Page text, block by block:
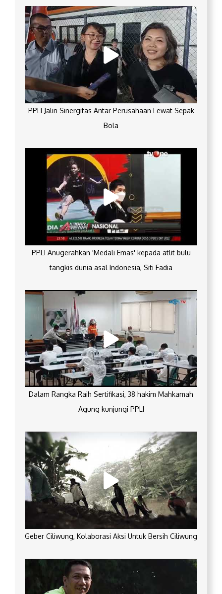
PPLI Jalin Sinergitas Antar Perusahaan Lewat Sepak
Bola
PPLI Anugerahkan 'Medali Emas' kepada atlit bulu
tangkis dunia asal Indonesia, Siti Fadia
Dalam Rangka Raih Sertifikasi, 38 hakim Mahkamah
Agung kunjungi PPLI
Geber Ciliwung, Kolaborasi Aksi Untuk Bersih Ciliwung